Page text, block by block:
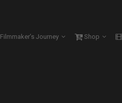
Filmmaker’s Journey Shop